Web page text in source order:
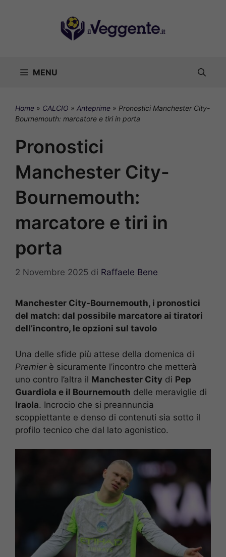
MENU
Home » CALCIO » Anteprime » Pronostici Manchester City-
Bournemouth: marcatore e tiri in porta
Pronostici
Manchester City-
Bournemouth:
marcatore e tiri in
porta
2 Novembre 2025 di Raffaele Bene
Manchester City-Bournemouth, i pronostici
del match: dal possibile marcatore ai tiratori
dell’incontro, le opzioni sul tavolo
Una delle sfide più attese della domenica di
Premierè sicuramente l’incontro che metterà
uno contro l’altra il Manchester City di Pep
Guardiola e il Bournemouth delle meraviglie di
Iraola. Incrocio che si preannuncia
scoppiettante e denso di contenuti sia sotto il
profilo tecnico che dal lato agonistico.